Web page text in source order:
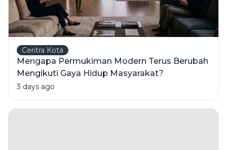
Ceritra Kota
Mengapa Permukiman Modern Terus Berubah
Mengikuti Gaya Hidup Masyarakat?
3 days ago